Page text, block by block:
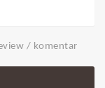
/ komentar